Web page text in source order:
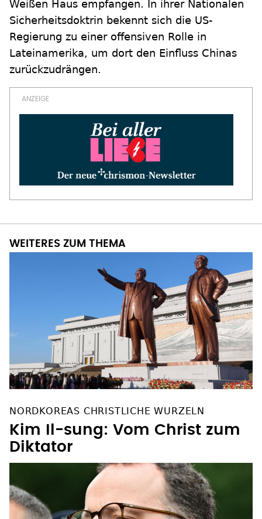
Weißen Haus empfangen. In ihrer Nationalen
Sicherheitsdoktrin bekennt sich die US-
Regierung zu einer offensiven Rolle in
Lateinamerika, um dort den Einfluss Chinas
zurückzudrängen.
WEITERES ZUM THEMA
NORDKOREAS CHRISTLICHE WURZELN
Kim Il-sung: Vom Christ zum
Diktator